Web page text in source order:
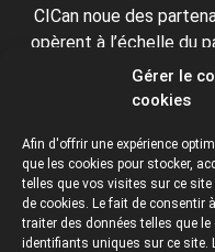
Gérer le
cookies
Afin d'offrir une expérience
que les cookies pour stocker,
telles que vos visites sur ce
de cookies. Le fait de consentir
traiter des données telles que
identifiants uniques sur ce site.
CICan noue des
opèrent à l’échelle du
d’affaires pour ses